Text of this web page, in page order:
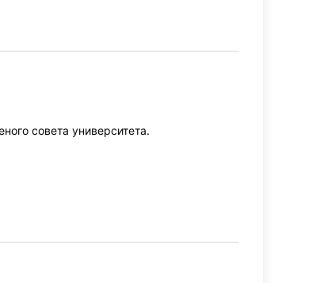
совета университета.